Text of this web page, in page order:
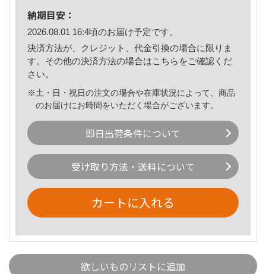
納期目安：
2026.08.01 16:4頃のお届け予定です。
決済方法が、クレジット、代金引換の場合に限りま
す。その他の決済方法の場合はこちら をご確認くだ
さい。
※土・日・祝日の注文の場合や在庫状況によって、商品
のお届けにお時間をいただく場合がございます。
即日出荷条件について
受け取り方法・送料について
カートに入れる
欲しいものリストに追加